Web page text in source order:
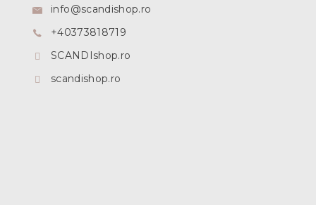
info@scandishop.ro
+40373818719
SCANDIshop.ro
scandishop.ro